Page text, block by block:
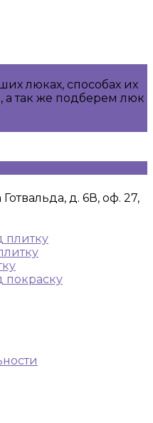
люках, способах их
а так же подберем люк
д. 6В, оф. 27,
плитку
покраску